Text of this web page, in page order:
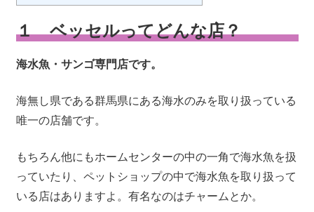
１ ベッセルってどんな店？
海水魚・サンゴ専門店です。
海無し県である群馬県にある海水のみを取り扱っている
唯一の店舗です。
もちろん他にもホームセンターの中の一角で海水魚を扱
っていたり、ペットショップの中で海水魚を取り扱って
いる店はありますよ。有名なのはチャームとか。